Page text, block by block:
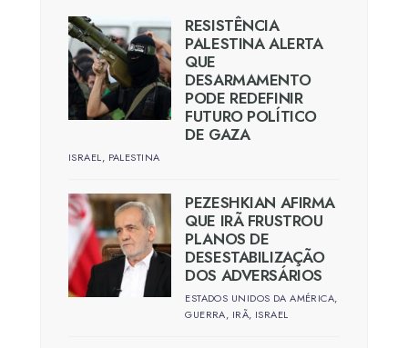
RESISTÊNCIA
PALESTINA ALERTA
QUE
DESARMAMENTO
PODE REDEFINIR
FUTURO POLÍTICO
DE GAZA
ISRAEL, PALESTINA
PEZESHKIAN AFIRMA
QUE IRÃ FRUSTROU
PLANOS DE
DESESTABILIZAÇÃO
DOS ADVERSÁRIOS
ESTADOS UNIDOS DA AMÉRICA,
GUERRA, IRÃ, ISRAEL